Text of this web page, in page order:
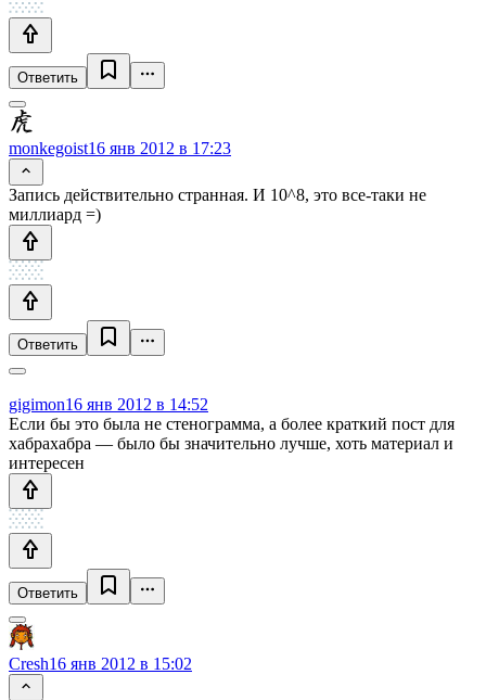
Ответить
monkegoist16 янв 2012 в 17:23
Запись действительно странная. И 10^8, это все-таки не
миллиард =)
Ответить
gigimon16 янв 2012 в 14:52
Если бы это была не стенограмма, а более краткий пост для
хабрахабра — было бы значительно лучше, хоть материал и
интересен
Ответить
Cresh16 янв 2012 в 15:02